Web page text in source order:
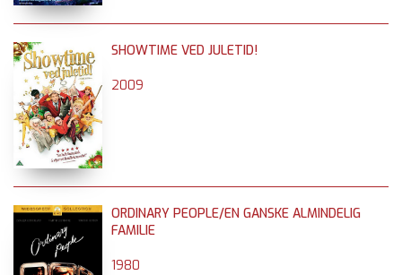
SHOWTIME VED JULETID!
2009
ORDINARY PEOPLE/EN GANSKE ALMINDELIG
FAMILIE
1980